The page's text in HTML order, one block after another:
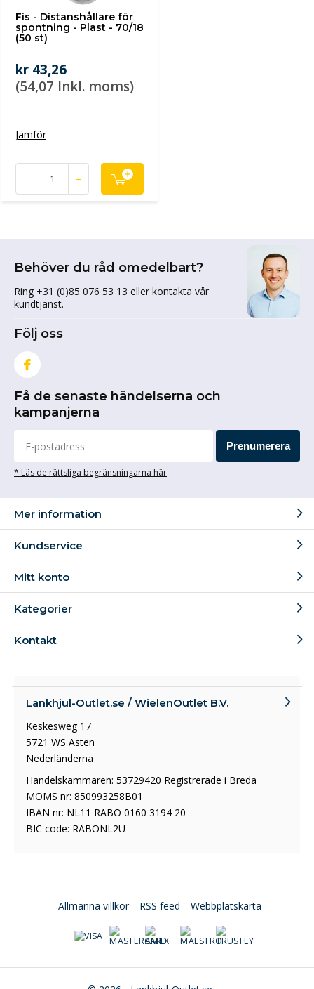
Fis - Distanshållare för
spontning - Plast - 70/18
(50 st)
kr 43,26
(54,07 Inkl. moms)
Jämför
- +
Behöver du råd omedelbart?
Ring +31 (0)85 076 53 13 eller kontakta vår
kundtjänst.
Följ oss
Få de senaste händelserna och
kampanjerna
Prenumerera
* Läs de rättsliga begränsningarna här
Mer information
Kundservice
Mitt konto
Kategorier
Kontakt
Lankhjul-Outlet.se / WielenOutlet B.V.
Keskesweg 17
5721 WS Asten
Nederländerna
Handelskammaren: 53729420 Registrerade i Breda
MOMS nr: 850993258B01
IBAN nr: NL11 RABO 0160 3194 20
BIC code: RABONL2U
Allmänna villkor RSS feed Webbplatskarta